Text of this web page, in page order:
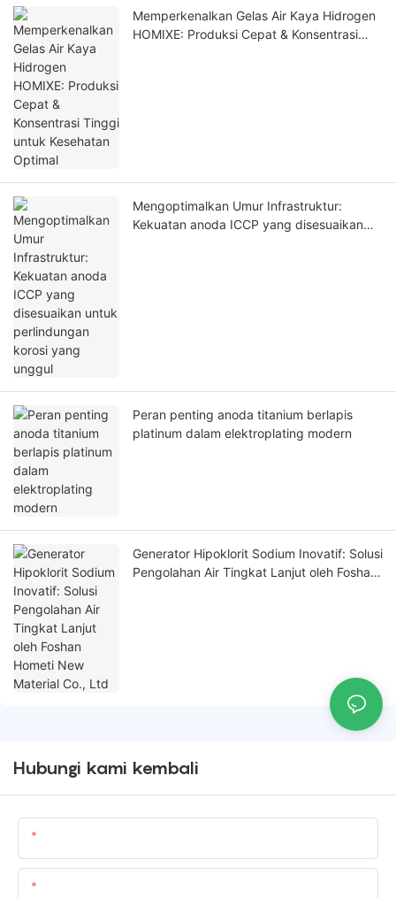
Memperkenalkan Gelas Air Kaya Hidrogen
HOMIXE: Produksi Cepat & Konsentrasi
Mengoptimalkan Umur Infrastruktur:
Kekuatan anoda ICCP yang disesuaikan
Peran penting anoda titanium berlapis
platinum dalam elektroplating modern
Generator Hipoklorit Sodium Inovatif: Solusi
Pengolahan Air Tingkat Lanjut oleh Foshan
Hubungi kami kembali